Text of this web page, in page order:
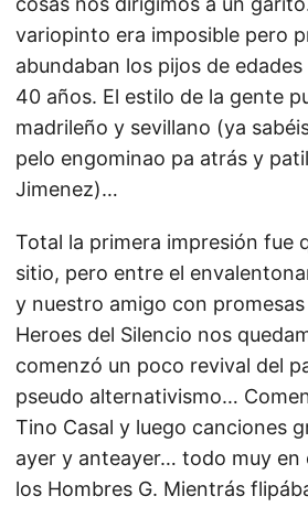
variopinto era imposible pero
abundaban los pijos de
40 años. El estilo de la gente
madrileño y sevillano (ya
pelo engominao pa atrás y
Jimenez)…
Total la primera impresión fue
sitio, pero entre el
y nuestro amigo con
Heroes del Silencio nos
comenzó un poco revival del
pseudo alternativismo…
Tino Casal y luego canciones
ayer y anteayer… todo muy en
los Hombres G. Mientrás